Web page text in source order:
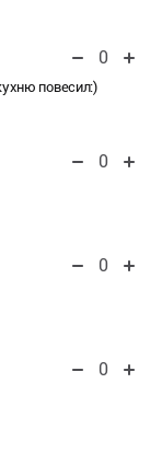
0
повесил:)
0
0
0